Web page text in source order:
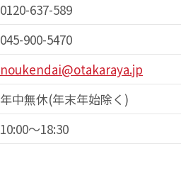
0120-637-589
045-900-5470
noukendai@otakaraya.jp
年中無休(年末年始除く)
10:00～18:30